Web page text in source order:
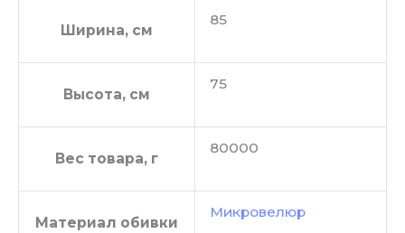
Ширина, см
85
Высота, см
75
Вес товара, г
80000
Материал обивки
Микровелюр